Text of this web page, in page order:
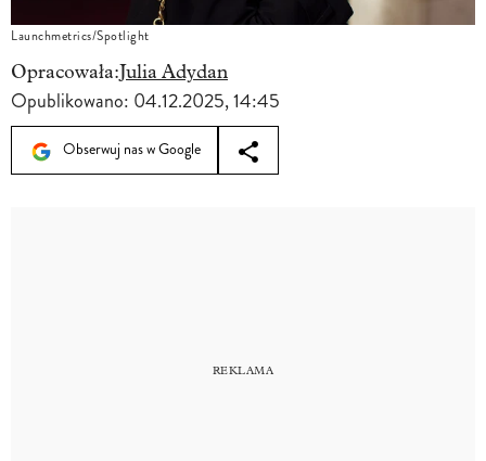
Launchmetrics/Spotlight
Opracowała:Julia Adydan
Opublikowano: 04.12.2025, 14:45
Obserwuj nas w Google